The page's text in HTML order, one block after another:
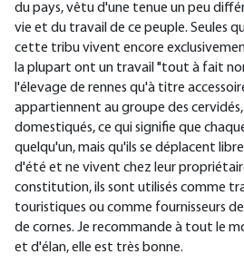
du pays, vêtu d'une tenue un peu
vie et du travail de ce peuple. Seules
cette tribu vivent encore
la plupart ont un travail "tout à fait
l'élevage de rennes qu'à titre
appartiennent au groupe des
domestiqués, ce qui signifie que
quelqu'un, mais qu'ils se déplacent
d'été et ne vivent chez leur
constitution, ils sont utilisés comme
touristiques ou comme fournisseurs
de cornes. Je recommande à tout le
et d'élan, elle est très bonne.